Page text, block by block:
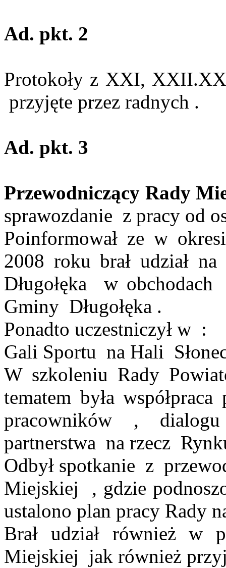
Ad. pkt. 2
Protokoły z XXI,
przyjęte przez radnych .
Ad. pkt. 3
Przewodniczący Rady
sprawozdanie z pracy od
Poinformował ze w
2008 roku brał udział na
Długołęka
w obchodach
Gminy Długołęka .
Ponadto uczestniczył w :
Gali Sportu na Hali
W szkoleniu Rady
tematem była
pracowników ,
partnerstwa na rzecz
Odbył spotkanie z
Miejskiej
, gdzie
ustalono plan pracy Rady
Brał udział również w
Miejskiej jak również